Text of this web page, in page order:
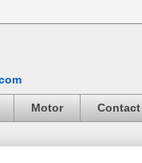
Motor Contact